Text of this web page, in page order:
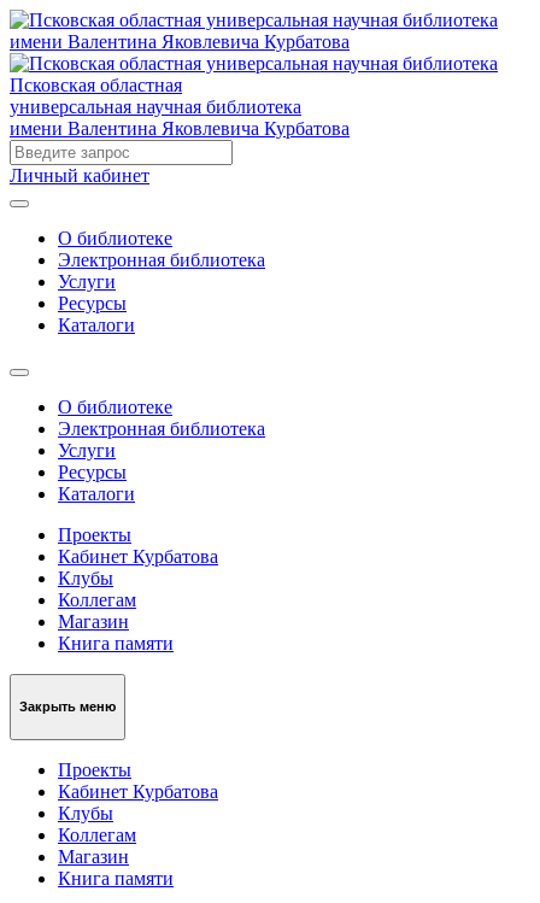
Псковская областная
универсальная научная библиотека
имени Валентина Яковлевича Курбатова
Личный кабинет
О библиотеке
Электронная библиотека
Услуги
Ресурсы
Каталоги
О библиотеке
Электронная библиотека
Услуги
Ресурсы
Каталоги
Проекты
Кабинет Курбатова
Клубы
Коллегам
Магазин
Книга памяти
Закрыть меню
Проекты
Кабинет Курбатова
Клубы
Коллегам
Магазин
Книга памяти